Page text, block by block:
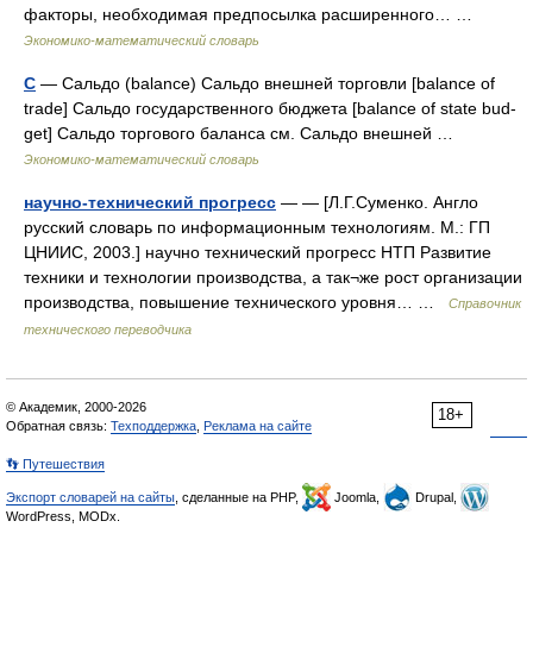
факторы, необходимая предпосылка расширенного… …
Экономико-математический словарь
С — Сальдо (balance) Cальдо внешней торговли [balance of
trade] Сальдо государственного бюджета [balance of state bud­
get] Сальдо торгового баланса см. Сальдо внешней …
Экономико-математический словарь
научно-технический прогресс — — [Л.Г.Суменко. Англо
русский словарь по информационным технологиям. М.: ГП
ЦНИИС, 2003.] научно технический прогресс НТП Развитие
техники и технологии производства, а так¬же рост организации
производства, повышение технического уровня… …
Справочник
технического переводчика
18+
© Академик, 2000-2026
Обратная связь: Техподдержка Реклама на сайте
👣 Путешествия
Экспорт словарей на сайты , сделанные на PHP, Joomla,
Drupal,
WordPress, MODx.